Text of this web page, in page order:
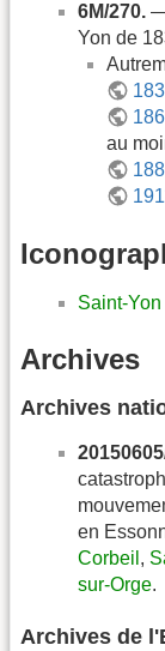
6M/270. —
Yon de
au
Saint-
Archives
Archives
en
Corbeil ,
sur-Orge.
Archives de